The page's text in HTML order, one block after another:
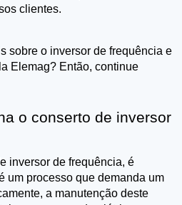
clientes.
sobre o inversor de frequência e
Elemag? Então, continue
o conserto de inversor
inversor de frequência, é
um processo que demanda um
a manutenção deste